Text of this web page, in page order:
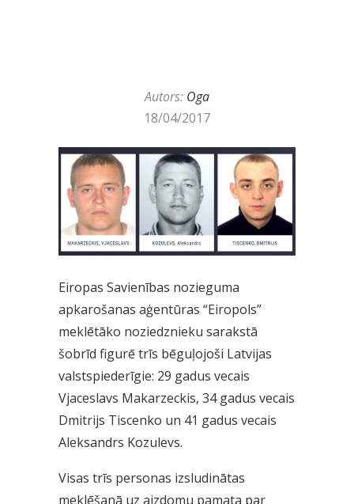
Autors: Oga
18/04/2017
Eiropas Savienības nozieguma
apkarošanas aģentūras “Eiropols”
meklētāko noziedznieku sarakstā
šobrīd figurē trīs bēguļojoši Latvijas
valstspiederīgie: 29 gadus vecais
Vjaceslavs Makarzeckis, 34 gadus vecais
Dmitrijs Tiscenko un 41 gadus vecais
Aleksandrs Kozulevs.
Visas trīs personas izsludinātas
meklēšanā uz aizdomu pamata par